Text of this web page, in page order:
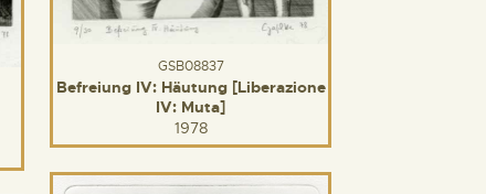
GSB08837
Befreiung IV: Häutung [Liberazione
IV: Muta]
1978